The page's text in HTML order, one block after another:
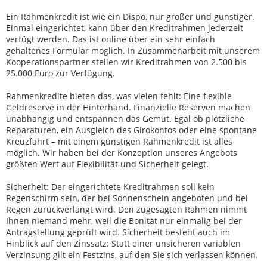
Ein Rahmenkredit ist wie ein Dispo, nur größer und günstiger.
Einmal eingerichtet, kann über den Kreditrahmen jederzeit
verfügt werden. Das ist online über ein sehr einfach
gehaltenes Formular möglich. In Zusammenarbeit mit unserem
Kooperationspartner stellen wir Kreditrahmen von 2.500 bis
25.000 Euro zur Verfügung.
Rahmenkredite bieten das, was vielen fehlt: Eine flexible
Geldreserve in der Hinterhand. Finanzielle Reserven machen
unabhängig und entspannen das Gemüt. Egal ob plötzliche
Reparaturen, ein Ausgleich des Girokontos oder eine spontane
Kreuzfahrt – mit einem günstigen Rahmenkredit ist alles
möglich. Wir haben bei der Konzeption unseres Angebots
größten Wert auf Flexibilität und Sicherheit gelegt.
Sicherheit: Der eingerichtete Kreditrahmen soll kein
Regenschirm sein, der bei Sonnenschein angeboten und bei
Regen zurückverlangt wird. Den zugesagten Rahmen nimmt
Ihnen niemand mehr, weil die Bonität nur einmalig bei der
Antragstellung geprüft wird. Sicherheit besteht auch im
Hinblick auf den Zinssatz: Statt einer unsicheren variablen
Verzinsung gilt ein Festzins, auf den Sie sich verlassen können.